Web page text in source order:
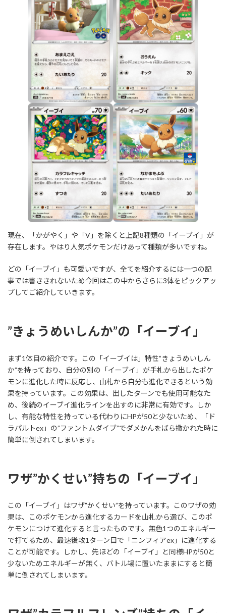
現在、「かがやく」や「V」を除くと上記8種類の「イーブイ」が
存在します。やはり人気ポケモンだけあって種類が多いですね。
どの「イーブイ」も可愛いですが、全てを紹介するには一つの記
事では書ききれないため今回はこの中からさらに3体をピックアッ
プしてご紹介していきます。
”きょうめいしんか”の「イーブイ」
まず1体目の紹介です。この「イーブイは」特性”きょうめいしん
か”を持っており、自分の別の「イーブイ」が手札から出したポケ
モンに進化した時に反応し、山札から自分も進化できるという効
果を持っています。この効果は、出したターンでも使用可能なた
め、後続のイーブイ進化ラインを出すのに非常に有効です。しか
し、有能な特性を持っている代わりにHPが50と少ないため、「ド
ラパルトex」の”ファントムダイブ”でダメかんをばら撒かれた時に
簡単に倒されてしまいます。
ワザ”かくせい”持ちの「イーブイ」
この「イーブイ」はワザ”かくせい”を持っています。このワザの効
果は、このポケモンから進化するカードを山札から選び、このポ
ケモンにつけて進化すると言ったものです。無色1つのエネルギー
で打てるため、最速後攻1ターン目で「ニンフィアex」に進化する
ことが可能です。しかし、先ほどの「イーブイ」と同様HPが50と
少ないためエネルギーが無く、バトル場に置いたままにすると簡
単に倒されてしまいます。